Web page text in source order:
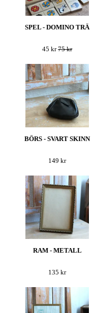
SPEL - DOMINO TRÄ
45 kr75 kr
BÖRS - SVART SKINN
149 kr
RAM - METALL
135 kr